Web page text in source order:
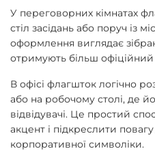
У переговорних кімнатах
стіл засідань або поруч із
оформлення виглядає
отримують більш офіційний
В офісі флагшток логічно
або на робочому столі, де
відвідувачі. Це простий
акцент і підкреслити
корпоративної символіки.